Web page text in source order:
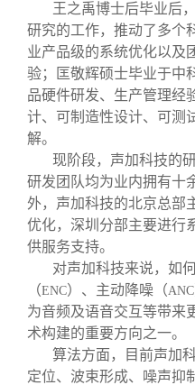
王之禹博士后毕业后
研究的工作，推动了多个
业产品级的系统优化以及
验；匡敬辉硕士毕业于中
品硬件研发、生产管理经
计、可制造性设计、可测
解。
现阶段，声加科技的
研发团队均为业内拥有十
外，声加科技的北京总部
优化，深圳分部主要进行
供服务支持。
对声加科技来说，如
（ENC）、主动降噪（ANC
为音频及语音交互等带来
术构建的重要方向之一。
算法方面，目前声加
定位、波束形成、噪声抑